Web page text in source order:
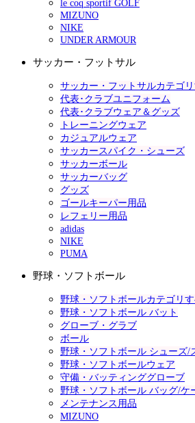
le coq sportif GOLF
MIZUNO
NIKE
UNDER ARMOUR
サッカー・フットサル
サッカー・フットサルカテゴ
代表･クラブユニフォーム
代表･クラブウェア＆グッズ
トレーニングウェア
カジュアルウェア
サッカースパイク・シューズ
サッカーボール
サッカーバッグ
グッズ
ゴールキーパー用品
レフェリー用品
adidas
NIKE
PUMA
野球・ソフトボール
野球・ソフトボールカテゴリ
野球・ソフトボール バット
グローブ・グラブ
ボール
野球・ソフトボール シューズ/
野球・ソフトボールウェア
守備・バッティンググローブ
野球・ソフトボール バッグ/ケ
メンテナンス用品
MIZUNO